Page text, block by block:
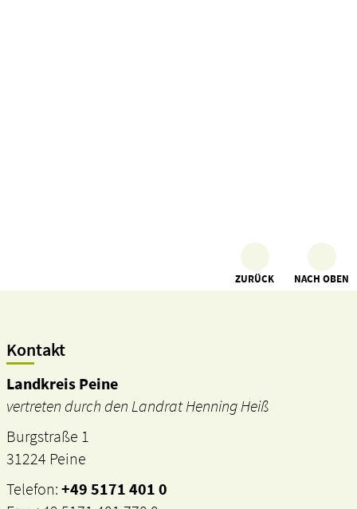
ZURÜCK NACH OBEN
Kontakt
Landkreis Peine
vertreten durch den Landrat Henning Heiß
Burgstraße 1
31224 Peine
Telefon:+49 5171 401 0